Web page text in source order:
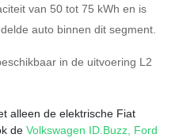
van 50 tot 75 kWh en is
auto binnen dit segment.
in de uitvoering L2
alleen de elektrische Fiat
de Volkswagen ID.Buzz, Ford